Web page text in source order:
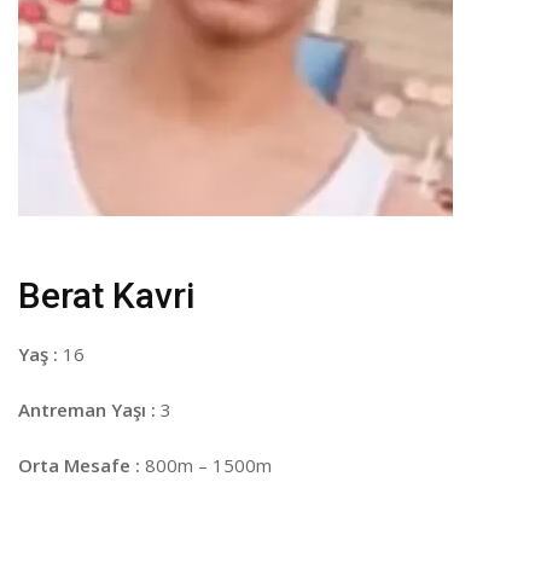
Berat Kavri
Yaş : 16
Antreman Yaşı : 3
Orta Mesafe : 800m – 1500m